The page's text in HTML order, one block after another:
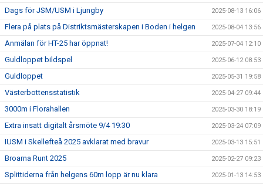
Dags för JSM/USM i Ljungby 2025-08-13 16:06
Flera på plats på Distriktsmästerskapen i Boden i helgen 2025-08-04 13:56
Anmälan för HT-25 har öppnat! 2025-07-04 12:10
Guldloppet bildspel 2025-06-12 08:53
Guldloppet 2025-05-31 19:58
Västerbottensstatistik 2025-04-27 09:44
3000m i Florahallen 2025-03-30 18:19
Extra insatt digitalt årsmöte 9/4 19:30 2025-03-24 07:09
IUSM i Skellefteå 2025 avklarat med bravur 2025-03-13 15:51
Broarna Runt 2025 2025-02-27 09:23
Splittiderna från helgens 60m lopp är nu klara 2025-01-13 14:53